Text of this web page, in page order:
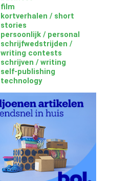
film
kortverhalen / short
stories
persoonlijk / personal
schrijfwedstrijden /
writing contests
schrijven / writing
self-publishing
technology